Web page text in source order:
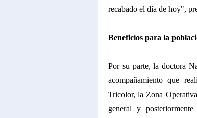
recabado el día de hoy",
Beneficios para la
Por su parte, la doctora
acompañamiento que
Tricolor, la Zona
general y